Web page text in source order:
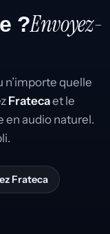
?Envoyez-
n’importe quelle
Fratecaet le
en audio naturel.
Frateca